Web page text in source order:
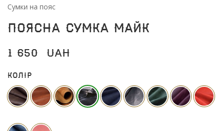
Сумки на пояс
Поясна сумка Майк
1 650 UAH
Колір